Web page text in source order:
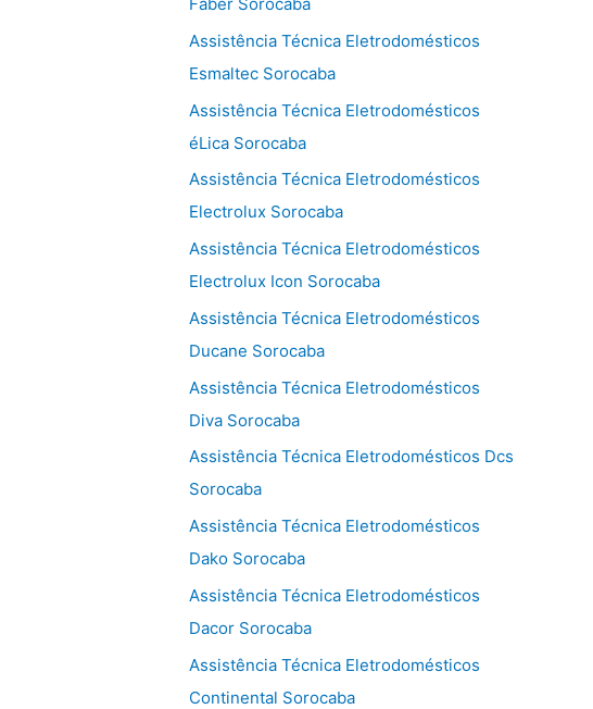
Assistência Técnica Eletrodomésticos
Esmaltec Sorocaba
Assistência Técnica Eletrodomésticos
éLica Sorocaba
Assistência Técnica Eletrodomésticos
Electrolux Sorocaba
Assistência Técnica Eletrodomésticos
Electrolux Icon Sorocaba
Assistência Técnica Eletrodomésticos
Ducane Sorocaba
Assistência Técnica Eletrodomésticos
Diva Sorocaba
Assistência Técnica Eletrodomésticos Dcs
Sorocaba
Assistência Técnica Eletrodomésticos
Dako Sorocaba
Assistência Técnica Eletrodomésticos
Dacor Sorocaba
Assistência Técnica Eletrodomésticos
Continental Sorocaba